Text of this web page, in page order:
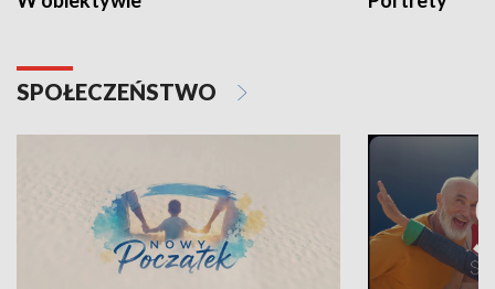
SPOŁECZEŃSTWO